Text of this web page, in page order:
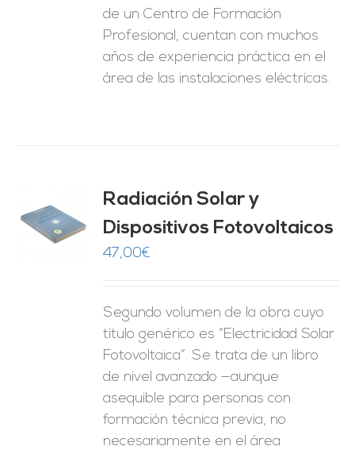
de un Centro de Formación
Profesional, cuentan con muchos
años de experiencia práctica en el
área de las instalaciones eléctricas.
Radiación Solar y
Dispositivos Fotovoltaicos
47,00€
Segundo volumen de la obra cuyo
título genérico es “Electricidad Solar
Fotovoltaica”. Se trata de un libro
de nivel avanzado —aunque
asequible para personas con
formación técnica previa, no
necesariamente en el área